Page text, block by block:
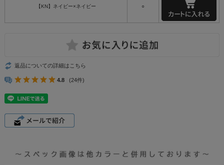
【KN】ネイビー×ネイビー ○
返品についての詳細はこちら
4.8 (24件)